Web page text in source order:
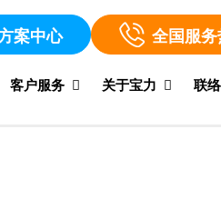
案中心 全国服
客户服务 关于宝力 联